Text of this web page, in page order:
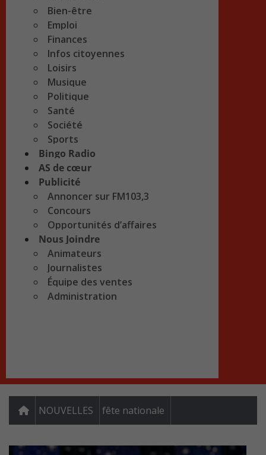
Bien-être
Emploi
Finances
Infos citoyennes
Loisirs
Musique
Politique
Santé
Société
Sports
Bingo Radio
AS de cœur
Publicité
Annoncer sur FM103,3
Concours
Opportunités d’affaires
Nous Joindre
Animateurs
Journalistes
Équipe des ventes
Administration
NOUVELLES fête nationale